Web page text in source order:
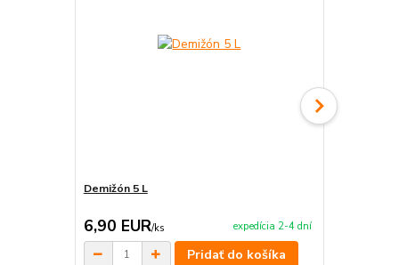
Demižón 5 L
6,90 EUR/ks expedícia 2-4 dní
Pridať do košíka